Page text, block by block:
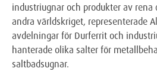
industriugnar och produkter av rena
andra världskriget, representerade
avdelningar för Durferrit och
hanterade olika salter för
saltbadsugnar.